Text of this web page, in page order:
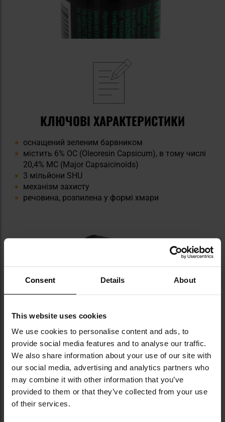
Consent Details About
This website uses cookies
We use cookies to personalise content and ads, to
provide social media features and to analyse our traffic.
We also share information about your use of our site with
our social media, advertising and analytics partners who
may combine it with other information that you’ve
provided to them or that they’ve collected from your use
of their services.
КЛЮЧОВІ ХАРАКТЕРИСТИКИ
оснащений зеленим барвником
містить 6% OC (Oleoresin Capsicum), в тому числі
20,4% MC (Major Capsaicinoids)
3 мільйони SHU
механізм захисту
речовина, розпилена у формі хмари